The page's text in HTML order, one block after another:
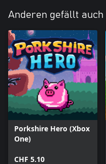
Anderen gefällt auch
Porkshire Hero (Xbox
One)
CHF 5.10